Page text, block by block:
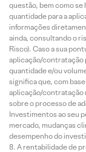
questão, bem como
quantidade para a
informações
ainda, consultando o
Risco). Caso a sua
aplicação/contratação
quantidade e/ou
significa que, com
aplicação/contratação
sobre o processo de
Investimentos ao seu
mercado, mudanças
desempenho do
A rentabilidade de